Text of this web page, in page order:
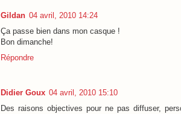
Gildan 04 avril, 2010 14:24
Ça passe bien dans mon casque !
Bon dimanche!
Répondre
Didier Goux 04 avril, 2010 15:10
Des raisons objectives pour ne pas diffuser,